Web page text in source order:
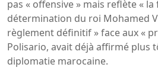
pas « offensive » mais reflète «
détermination du roi Mohamed
règlement définitif » face aux «
Polisario, avait déjà affirmé plus
diplomatie marocaine.